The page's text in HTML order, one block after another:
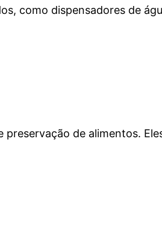
como dispensadores de
preservação de alimentos.